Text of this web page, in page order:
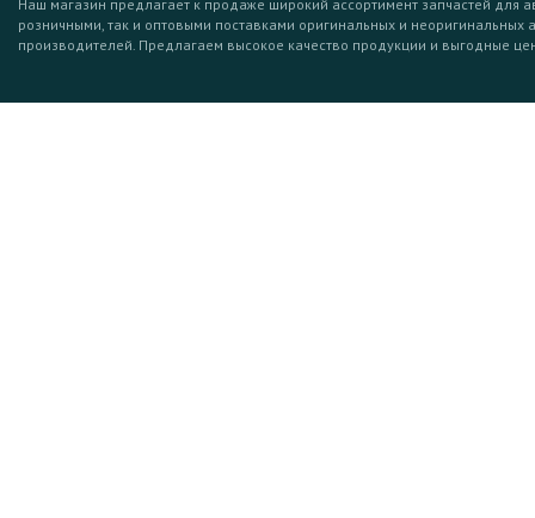
Наш магазин предлагает к продаже широкий ассортимент запчастей для
розничными, так и оптовыми поставками оригинальных и неоригинальных
производителей. Предлагаем высокое качество продукции и выгодные